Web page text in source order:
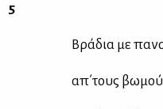
5
Βρά­δια με
απ΄τους